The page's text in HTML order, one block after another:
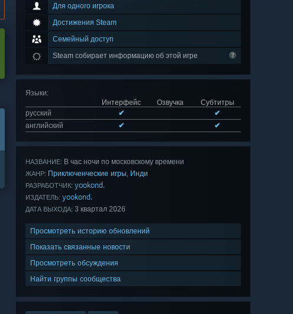
Для одного игрока
Достижения Steam
Семейный доступ
Steam собирает информацию об этой игре
Языки:
Интерфейс
Озвучка
Субтитры
русский
✔
✔
английский
✔ ✔
НАЗВАНИЕ: В час ночи по московскому времени
ЖАНР: Приключенческие игры, Инди
РАЗРАБОТЧИК: yookond.
ИЗДАТЕЛЬ: yookond.
ДАТА ВЫХОДА: 3 квартал 2026
Просмотреть историю обновлений
Показать связанные новости
Просмотреть обсуждения
Найти группы сообщества